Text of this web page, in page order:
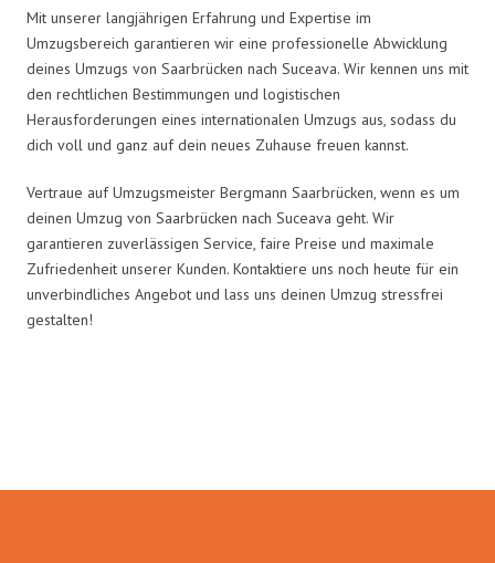
Mit unserer langjährigen Erfahrung und Expertise im
Umzugsbereich garantieren wir eine professionelle Abwicklung
deines Umzugs von Saarbrücken nach Suceava. Wir kennen uns mit
den rechtlichen Bestimmungen und logistischen
Herausforderungen eines internationalen Umzugs aus, sodass du
dich voll und ganz auf dein neues Zuhause freuen kannst.
Vertraue auf Umzugsmeister Bergmann Saarbrücken, wenn es um
deinen Umzug von Saarbrücken nach Suceava geht. Wir
garantieren zuverlässigen Service, faire Preise und maximale
Zufriedenheit unserer Kunden. Kontaktiere uns noch heute für ein
unverbindliches Angebot und lass uns deinen Umzug stressfrei
gestalten!